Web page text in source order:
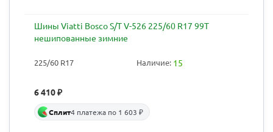
Шины Viatti Bosco S/T V-526 225/60 R17 99T
нешипованные зимние
225/60 R17 Наличие: 15
6 410₽
Сплит4 платежа по 1 603 ₽